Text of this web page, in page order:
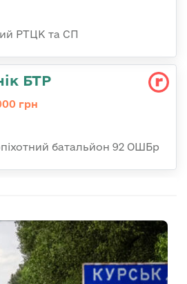
РТЦК та СП
БТР
грн
батальйон 92 ОШБр